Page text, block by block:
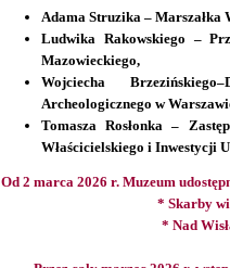
Adama Struzika – Marszałka
Ludwika Rakowskiego –
Mazowieckiego,
Wojciecha
Archeologicznego w
Tomasza Rosłonka –
Właścicielskiego i Inwestycji
Od 2 marca 2026 r. Muzeum
* Skarby
* Nad